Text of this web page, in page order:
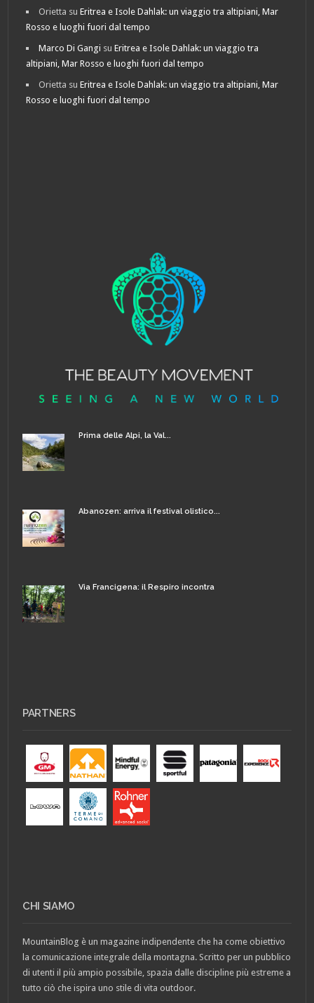
Orietta suEritrea e Isole Dahlak: un viaggio tra altipiani, Mar
Rosso e luoghi fuori dal tempo
Marco Di Gangi suEritrea e Isole Dahlak: un viaggio tra
altipiani, Mar Rosso e luoghi fuori dal tempo
Orietta suEritrea e Isole Dahlak: un viaggio tra altipiani, Mar
Rosso e luoghi fuori dal tempo
Prima delle Alpi, la Val...
Abanozen: arriva il festival olistico...
Via Francigena: il Respiro incontra
PARTNERS
CHI SIAMO
MountainBlog è un magazine indipendente che ha come obiettivo
la comunicazione integrale della montagna. Scritto per un pubblico
di utenti il più ampio possibile, spazia dalle discipline più estreme a
tutto ciò che ispira uno stile di vita outdoor.